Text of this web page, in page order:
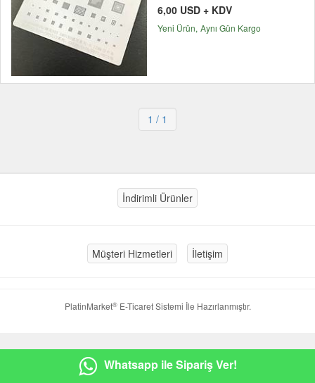
6,00 USD + KDV
Yeni Ürün Aynı Gün Kargo
1 / 1
İndirimli Ürünler
Müşteri Hizmetleri İletişim
PlatinMarket®E-Ticaret Sistemi İle Hazırlanmıştır.
Whatsapp ile Sipariş Ver!